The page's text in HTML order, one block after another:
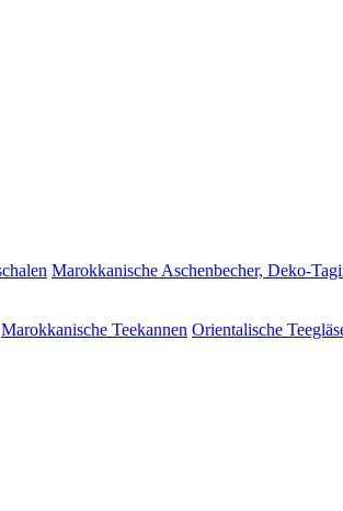
Marokkanische Aschenbecher, Deko-
Marokkanische Teekannen Orientalische